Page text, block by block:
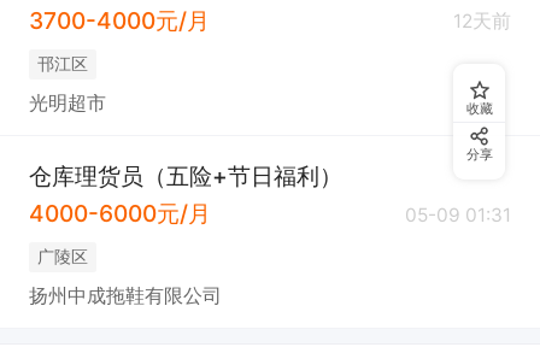
3700-4000元/月
12天前
邗江区
光明超市
仓库理货员（五险+节日福利）
4000-6000元/月
05-09 01:31
广陵区
扬州中成拖鞋有限公司
收藏
分享